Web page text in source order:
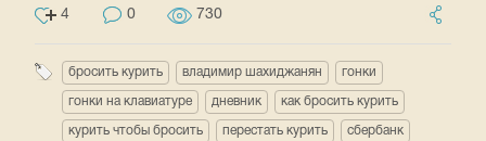
4 0 730
бросить курить владимир шахиджанян гонки
гонки на клавиатуре дневник как бросить курить
курить чтобы бросить перестать курить сбербанк